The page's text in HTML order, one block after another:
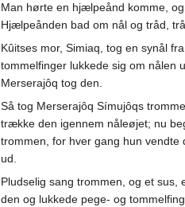
Man hørte en hjælpeånd komme,
Hjælpeånden bad om nål og tråd,
Kûitses mor, Simiaq, tog en synål
tommelfinger lukkede sig om nålen
Merserajôq tog den.
Så tog Merserajôq Símujôqs
trække den igennem nåleøjet; nu
trommen, for hver gang hun
ud.
Pludselig sang trommen, og et
den og lukkede pege- og